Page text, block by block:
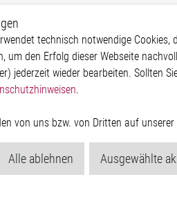
Distance IC
(Flow-, Level-,
Metering)
Absolute Pressure
Passive Infrared IC
Produkte
Motor
Interface ICs
Power
Kontakt
technisch notwendige
um den Erfolg dieser Webseite
jederzeit wieder bearbeiten. Sollten
.
von uns bzw. von Dritten auf
Alle ablehnen Ausgewählte